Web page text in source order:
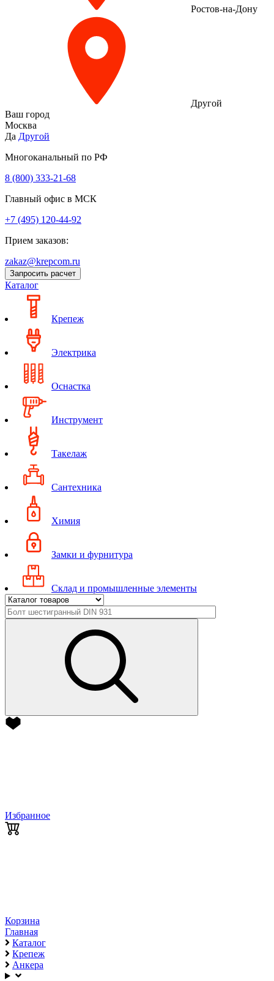
Ростов-на-Дону
Другой
Ваш город
Москва
Да Другой
Многоканальный по РФ
8 (800) 333‑21-68
Главный офис в МСК
+7 (495) 120-44-92
Прием заказов:
zakaz@krepcom.ru
Запросить расчет
Каталог
Крепеж
Электрика
Оснастка
Инструмент
Такелаж
Сантехника
Химия
Замки и фурнитура
Склад и промышленные элементы
Избранное
Корзина
Главная
Каталог
Крепеж
Анкера